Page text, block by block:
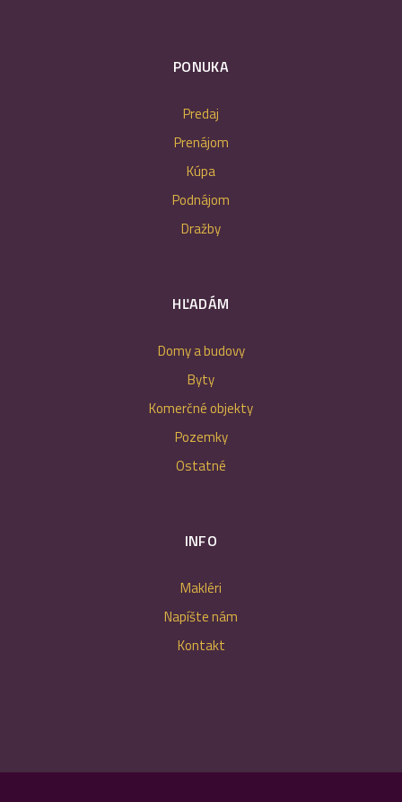
PONUKA
Predaj
Prenájom
Kúpa
Podnájom
Dražby
HĽADÁM
Domy a budovy
Byty
Komerčné objekty
Pozemky
Ostatné
INFO
Makléri
Napíšte nám
Kontakt